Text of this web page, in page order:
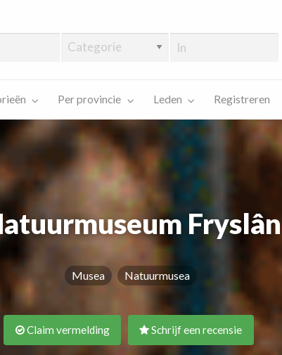
Per provincie Leden Registreren
Fryslân
Musea Natuurmusea
Claim vermelding Schrijf een recensie